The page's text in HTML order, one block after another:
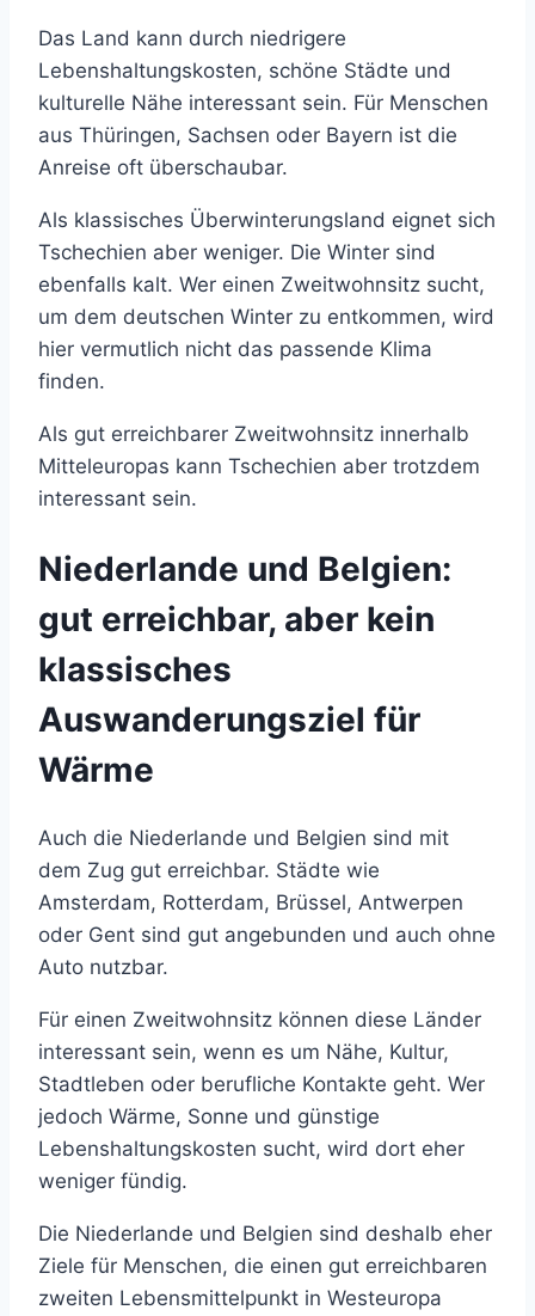
Das Land kann durch niedrigere
Lebenshaltungskosten, schöne Städte und
kulturelle Nähe interessant sein. Für Menschen
aus Thüringen, Sachsen oder Bayern ist die
Anreise oft überschaubar.
Als klassisches Überwinterungsland eignet sich
Tschechien aber weniger. Die Winter sind
ebenfalls kalt. Wer einen Zweitwohnsitz sucht,
um dem deutschen Winter zu entkommen, wird
hier vermutlich nicht das passende Klima
finden.
Als gut erreichbarer Zweitwohnsitz innerhalb
Mitteleuropas kann Tschechien aber trotzdem
interessant sein.
Niederlande und Belgien:
gut erreichbar, aber kein
klassisches
Auswanderungsziel für
Wärme
Auch die Niederlande und Belgien sind mit
dem Zug gut erreichbar. Städte wie
Amsterdam, Rotterdam, Brüssel, Antwerpen
oder Gent sind gut angebunden und auch ohne
Auto nutzbar.
Für einen Zweitwohnsitz können diese Länder
interessant sein, wenn es um Nähe, Kultur,
Stadtleben oder berufliche Kontakte geht. Wer
jedoch Wärme, Sonne und günstige
Lebenshaltungskosten sucht, wird dort eher
weniger fündig.
Die Niederlande und Belgien sind deshalb eher
Ziele für Menschen, die einen gut erreichbaren
zweiten Lebensmittelpunkt in Westeuropa